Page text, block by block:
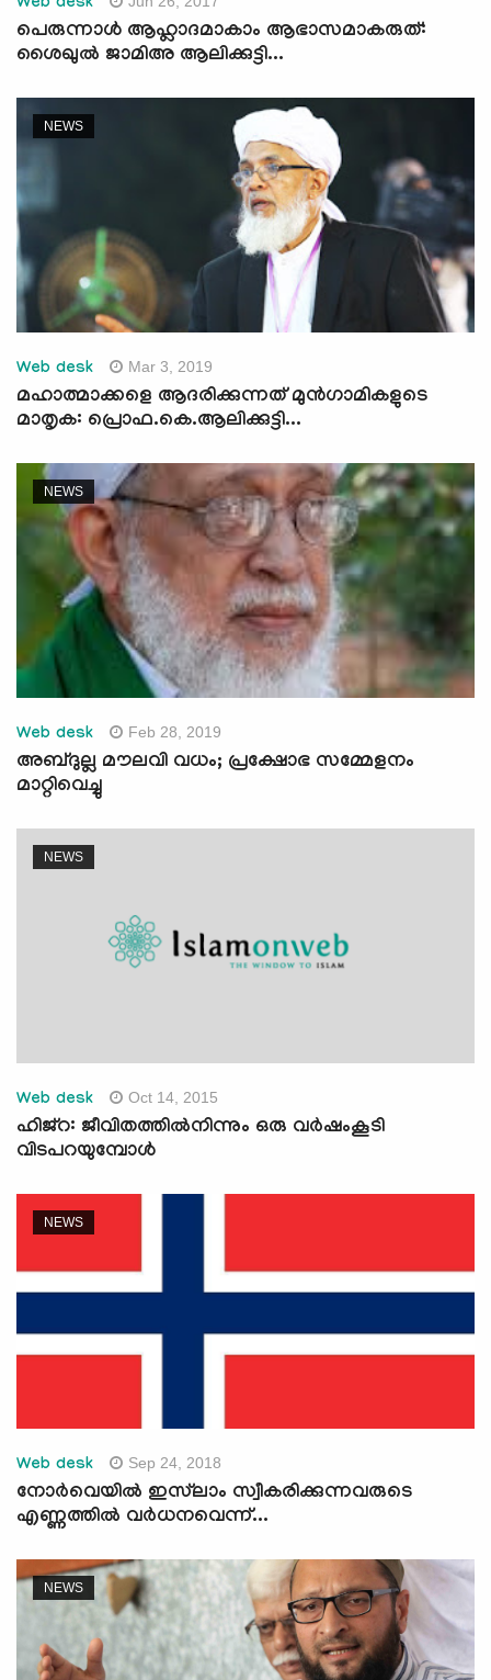
പെരുന്നാള്‍ ആഹ്ലാദമാകാം ആഭാസമാകരുത്:
ശൈഖുല്‍ ജാമിഅ ആലിക്കുട്ടി...
NEWS
Web desk Mar 3, 2019
മഹാത്മാക്കളെ ആദരിക്കുന്നത് മുന്‍ഗാമികളുടെ
മാതൃക: പ്രൊഫ.കെ.ആലിക്കുട്ടി...
NEWS
Web desk Feb 28, 2019
അബ്ദുല്ല മൗലവി വധം; പ്രക്ഷോഭ സമ്മേളനം
മാറ്റിവെച്ചു
NEWS
Web desk Oct 14, 2015
ഹിജ്‌റ: ജീവിതത്തില്‍നിന്നും ഒരു വര്‍ഷംകൂടി
വിടപറയുമ്പോള്‍
NEWS
Web desk Sep 24, 2018
നോര്‍വെയില്‍ ഇസ്‌ലാം സ്വീകരിക്കുന്നവരുടെ
എണ്ണത്തില്‍ വര്‍ധനവെന്ന്...
NEWS